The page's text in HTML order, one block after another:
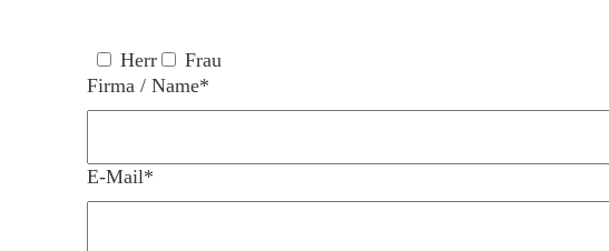
Herr
Frau
Firma / Name*
E-Mail*